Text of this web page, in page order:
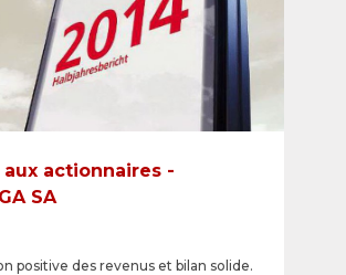
actionnaires -
SA
positive des revenus et bilan solide.